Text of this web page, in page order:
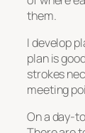
them.
I develop
plan is
strokes
meeting
On a day-